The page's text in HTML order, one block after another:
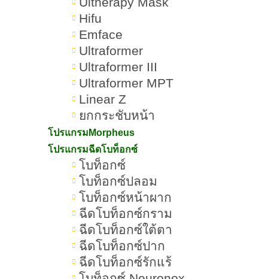
Hifu
Emface
Ultraformer
Ultraformer III
Ultraformer MPT
Linear Z
ยกกระชับหน้า
โปรแกรมMorpheus
โปรแกรมฉีดโบท็อกซ์
โบท็อกซ์
โบท็อกซ์ปลอม
โบท็อกซ์หน้าผาก
ฉีดโบท็อกซ์กราม
ฉีดโบท็อกซ์ใต้ตา
ฉีดโบท็อกซ์ปาก
ฉีดโบท็อกซ์รักแร้
จับคางหรือเท้าคางบ่อย เสี่ยงเป็นสิวที่
คาง ไม่มีหัว
ใส่แมสก์เป็นเวลานาน เสี่ยงเป็นสิวที่
คาง ไม่มีหัว
ล้างหน้าไม่สะอาด เสี่ยงเป็นสิวที่คาง
ไม่มีหัว
ใช้สกินแคร์ไม่เหมาะกับผิว เสี่ยงเป็น
สิวที่คาง ไม่มีหัว
ผลัดเซลล์ผิวบ่อยเกินไป เสี่ยงเป็นสิวที่
คาง ไม่มีหัว
พักผ่อนไม่เพียงพอ เสี่ยงเป็นสิวที่คาง
ไม่มีหัว